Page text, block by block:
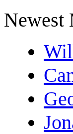
Newest